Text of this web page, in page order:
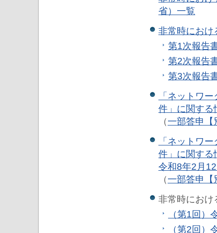
省）一覧
非常時にお
第1次報告
第2次報告
第3次報告
「ネットワ
件」に関する
（一部答申
「ネットワ
件」に関する
令和8年2月
（一部答申【
非常時におけ
（第1回）
（第2回）